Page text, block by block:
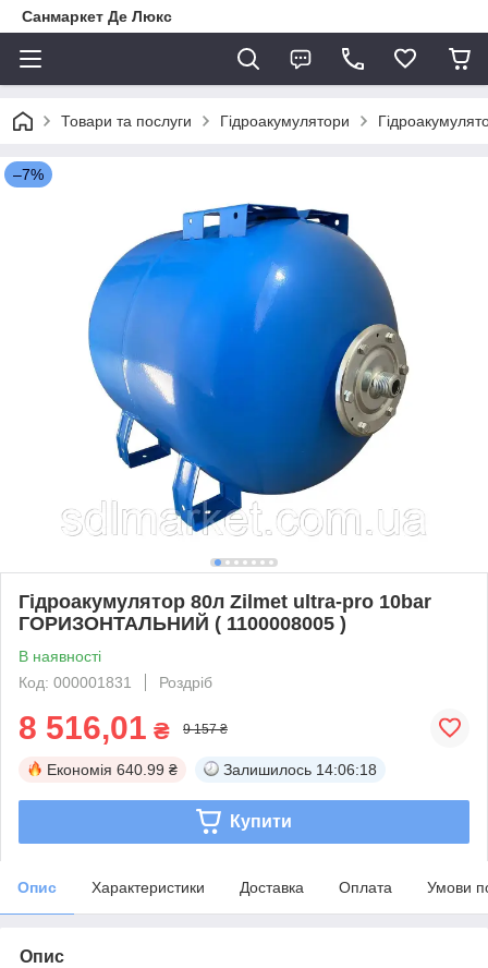
Санмаркет Де Люкс
Товари та послуги Гідроакумулятори
–7%
Гідроакумулятор 80л Zilmet ultra-pro 10bar
ГОРИЗОНТАЛЬНИЙ ( 1100008005 )
В наявності
Код: 000001831
Роздріб
8 516,01 ₴ 9 157 ₴
Економія 640.99 ₴ Залишилось 14:06:18
Купити
Опис Характеристики Доставка Оплата Умови
Опис